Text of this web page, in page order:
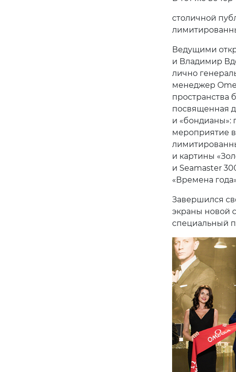
столичной
Ведущими
и Владимир
лично
менеджер
пространства
посвященная
и «бондианы»:
мероприятие в
и картины
и Seamaster
«Времена
Завершился
экраны новой
специальный